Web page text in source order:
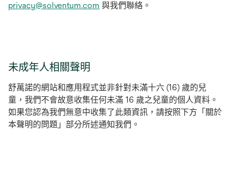
privacy@solventum.com 與我們聯絡。
未成年人相關聲明
舒萬諾的網站和應用程式並非針對未滿十六 (16) 歲的兒
童，我們不會故意收集任何未滿 16 歲之兒童的個人資料。
如果您認為我們無意中收集了此類資訊，請按照下方「關於
本聲明的問題」部分所述通知我們。